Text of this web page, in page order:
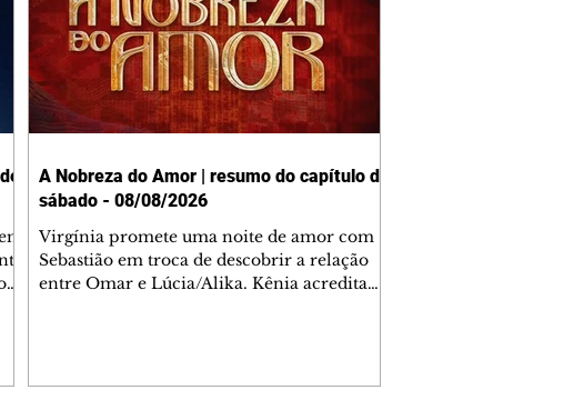
A Nobreza do Amor | resumo do capítulo de
sábado - 08/08/2026
Virgínia promete uma noite de amor com
Sebastião em troca de descobrir a relação
entre Omar e Lúcia/Alika. Kênia acredita